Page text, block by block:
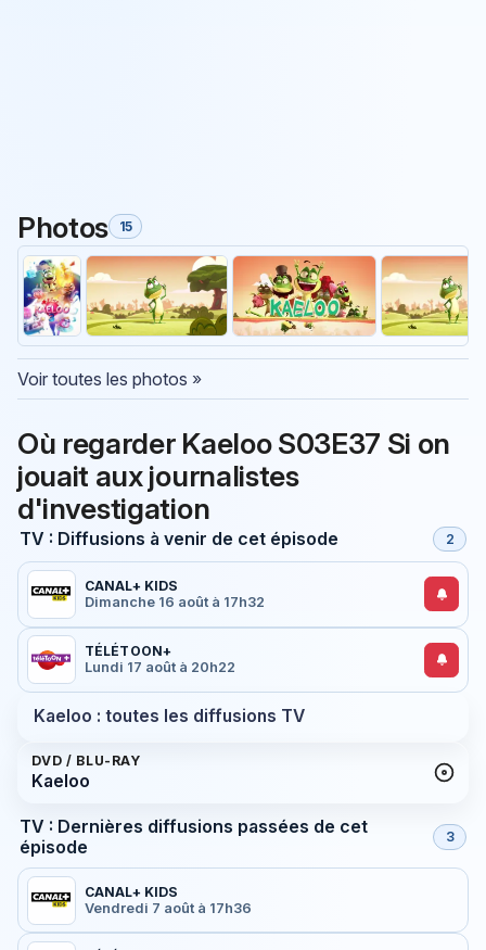
Photos 15
Voir toutes les photos »
Où regarder Kaeloo S03E37 Si on
jouait aux journalistes
d'investigation
TV : Diffusions à venir de cet épisode 2
CANAL+ KIDS
Dimanche 16 août à 17h32
TÉLÉTOON+
Lundi 17 août à 20h22
Kaeloo : toutes les diffusions TV
DVD / BLU-RAY
Kaeloo
TV : Dernières diffusions passées de cet
épisode
3
CANAL+ KIDS
Vendredi 7 août à 17h36